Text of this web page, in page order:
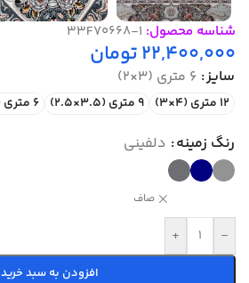
شناسه محصول: 33F70668-1
22,400,000تومان
سایز 6 متری (3×2)
12 متری (4×3) 9 متری (3.5×2.5) 6 متری (3×2)
رنگ زمینه دلفینی
صاف
-
+
افزودن به سبد خرید